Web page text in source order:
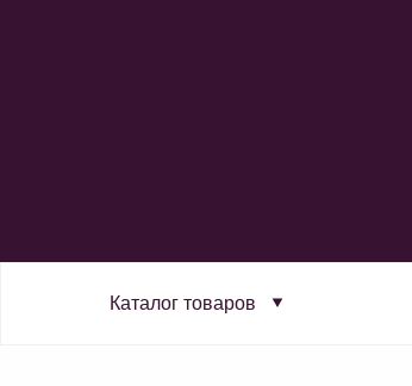
Каталог товаров